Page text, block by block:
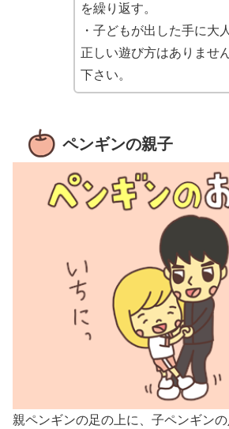
を繰り返す。
・子どもが出した手に大
正しい遊び方はありませ
下さい。
ペンギンの親子
親ペンギンの足の上に、子ペンギン